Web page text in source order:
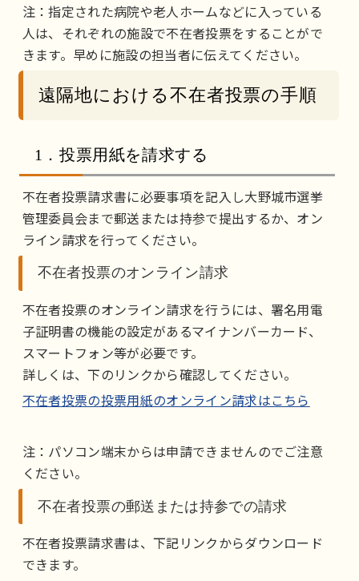
注：指定された病院や老人ホームなどに入っている
人は、それぞれの施設で不在者投票をすることがで
きます。早めに施設の担当者に伝えてください。
遠隔地における不在者投票の手順
1．投票用紙を請求する
不在者投票請求書に必要事項を記入し大野城市選挙
管理委員会まで郵送または持参で提出するか、オン
ライン請求を行ってください。
不在者投票のオンライン請求
不在者投票のオンライン請求を行うには、署名用電
子証明書の機能の設定があるマイナンバーカード、
スマートフォン等が必要です。
詳しくは、下のリンクから確認してください。
不在者投票の投票用紙のオンライン請求はこちら
注：パソコン端末からは申請できませんのでご注意
ください。
不在者投票の郵送または持参での請求
不在者投票請求書は、下記リンクからダウンロード
できます。